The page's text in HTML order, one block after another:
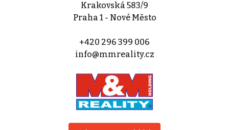
Krakovská 583/9
Praha 1 - Nové Město
+420 296 399 006
info@mmreality.cz